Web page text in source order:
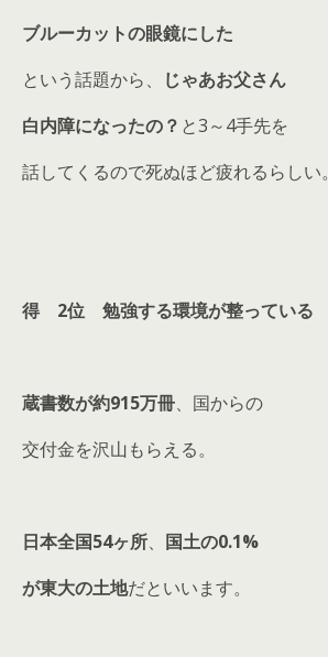
ブルーカットの眼鏡にした
という話題から、
じゃあお父さん
白内障になったの？ と3～4手先を
話してくるので死ぬほど疲れるらしい。
得 2位 勉強する環境が整っている
蔵書数が約915万冊、国からの
交付金を沢山もらえる。
日本全国54ヶ所、 国土の0.1%
が東大の土地だといいます。